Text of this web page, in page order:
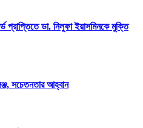
প্রাপ্তিতে ডা. নিলুফা ইয়াসমিনকে মুক্তি
সচেতনতার আহ্বান